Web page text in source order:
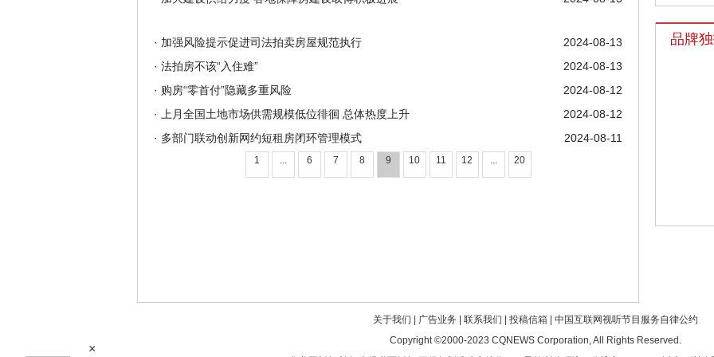
×
· 加强风险提示促进司法拍卖房屋规范执行
2024-08-13
· 法拍房不该“入住难”
2024-08-13
· 购房“零首付”隐藏多重风险
2024-08-12
·
上月全国土地市场供需规模低位徘徊 总体热度上升
2024-08-12
· 多部门联动创新网约短租房闭环管理模式 2024-08-11
1 ... 6 7 8 9 10 11 12 ... 20
品牌
关于我们 广告业务 联系我们 投稿信箱
中国互联网视听节目服务自律公约
Copyright ©2000-2023 CQNEWS Corporation, All Rights Reserved.